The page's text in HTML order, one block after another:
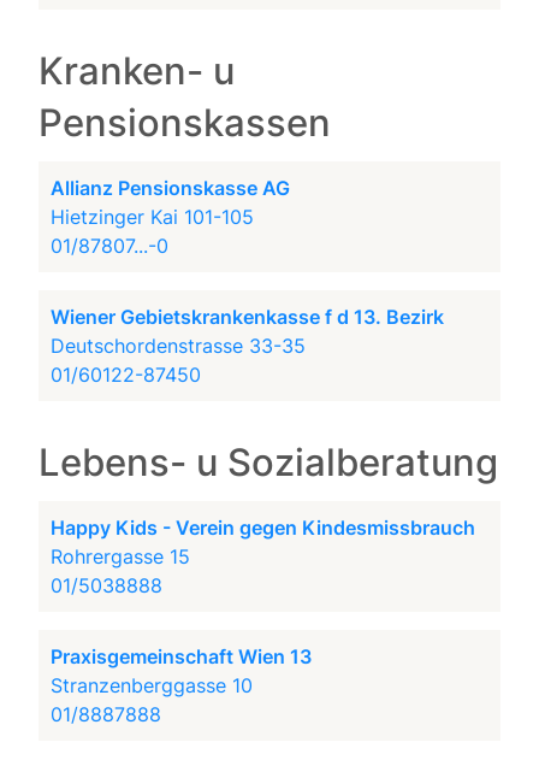
Kranken- u
Pensionskassen
Allianz Pensionskasse AG
Hietzinger Kai 101-105
01/87807...-0
Wiener Gebietskrankenkasse f d 13. Bezirk
Deutschordenstrasse 33-35
01/60122-87450
Lebens- u Sozialberatung
Happy Kids - Verein gegen Kindesmissbrauch
Rohrergasse 15
01/5038888
Praxisgemeinschaft Wien 13
Stranzenberggasse 10
01/8887888